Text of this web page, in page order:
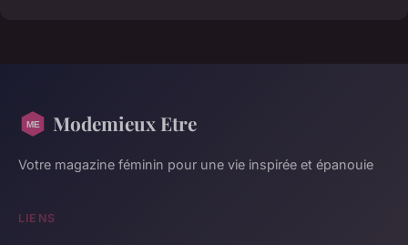
Modemieux Etre
Votre magazine féminin pour une vie inspirée et épanouie
LIENS